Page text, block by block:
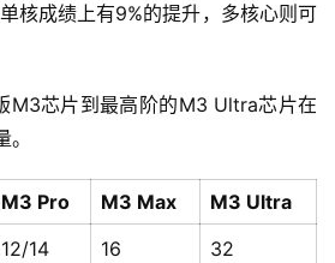
核成绩上有9%的提升，多核心则可
M3芯片到最高阶的M3 Ultra芯片在
M3 Pro M3 Max
M3 Ultra
12/14 16 32